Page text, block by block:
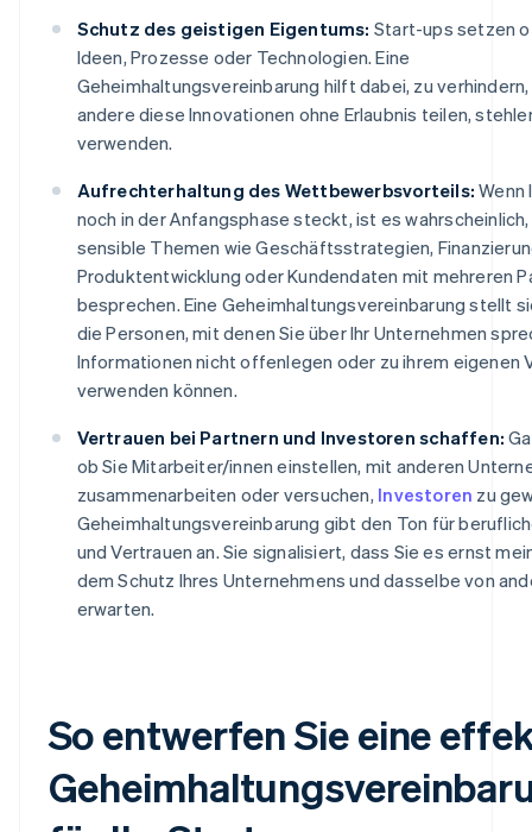
Schutz des geistigen Eigentums: Start-ups setzen
Ideen, Prozesse oder Technologien. Eine
Geheimhaltungsvereinbarung hilft dabei, zu
andere diese Innovationen ohne Erlaubnis teilen,
verwenden.
Aufrechterhaltung des Wettbewerbsvorteils: Wenn
noch in der Anfangsphase steckt, ist es
sensible Themen wie Geschäftsstrategien,
Produktentwicklung oder Kundendaten mit mehreren
besprechen. Eine Geheimhaltungsvereinbarung stellt
die Personen, mit denen Sie über Ihr Unternehmen
Informationen nicht offenlegen oder zu ihrem eigenen
verwenden können.
Vertrauen bei Partnern und Investoren schaffen:
ob Sie Mitarbeiter/innen einstellen, mit anderen
zusammenarbeiten oder versuchen, Investoren zu
Geheimhaltungsvereinbarung gibt den Ton für
und Vertrauen an. Sie signalisiert, dass Sie es ernst
dem Schutz Ihres Unternehmens und dasselbe von
erwarten.
So entwerfen Sie eine